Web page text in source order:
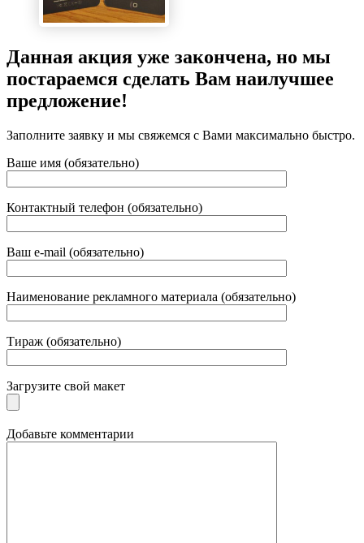
Данная акция уже закончена, но мы
постараемся сделать Вам наилучшее
предложение!
Заполните заявку и мы свяжемся с Вами максимально быстро.
Ваше имя (обязательно)
Контактный телефон (обязательно)
Ваш e-mail (обязательно)
Наименование рекламного материала (обязательно)
Тираж (обязательно)
Загрузите свой макет
Добавьте комментарии